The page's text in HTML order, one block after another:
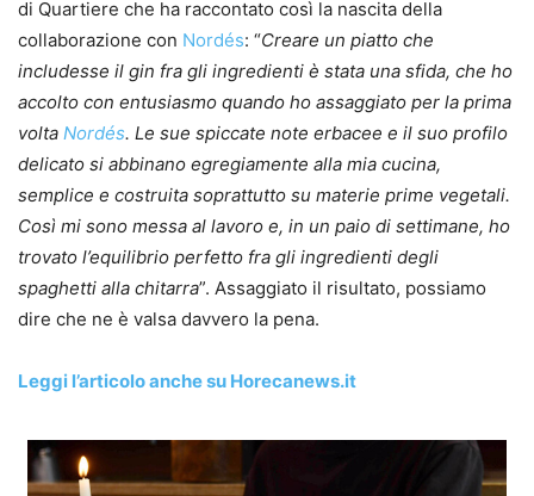
di Quartiere che ha raccontato così la nascita della
collaborazione con Nordés: “Creare un piatto che
includesse il gin fra gli ingredienti è stata una sfida, che ho
accolto con entusiasmo quando ho assaggiato per la prima
volta Nordés. Le sue spiccate note erbacee e il suo profilo
delicato si abbinano egregiamente alla mia cucina,
semplice e costruita soprattutto su materie prime vegetali.
Così mi sono messa al lavoro e, in un paio di settimane, ho
trovato l’equilibrio perfetto fra gli ingredienti degli
spaghetti alla chitarra”. Assaggiato il risultato, possiamo
dire che ne è valsa davvero la pena.
Leggi l’articolo anche su Horecanews.it